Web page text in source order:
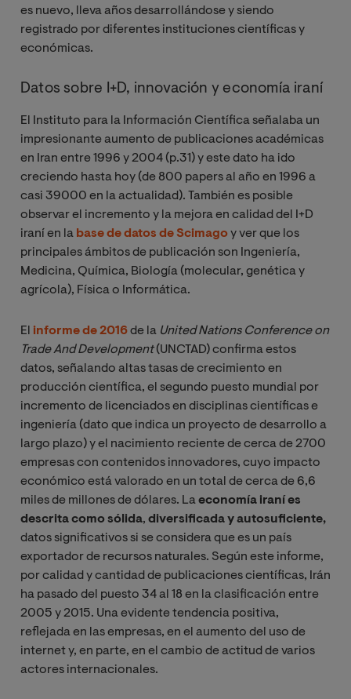
es nuevo, lleva años desarrollándose y siendo
registrado por diferentes instituciones científicas y
económicas.
Datos sobre I+D, innovación y economía iraní
El Instituto para la Información Científica señalaba un
impresionante aumento de publicaciones académicas
en Iran entre 1996 y 2004 (p.31) y este dato ha ido
creciendo hasta hoy (de 800 papers al año en 1996 a
casi 39000 en la actualidad). También es posible
observar el incremento y la mejora en calidad del I+D
iraní en la base de datos de Scimagoy ver que los
principales ámbitos de publicación son Ingeniería,
Medicina, Química, Biología (molecular, genética y
agrícola), Física o Informática.
El informe de 2016de la United Nations Conference on
Trade And Development(UNCTAD) confirma estos
datos, señalando altas tasas de crecimiento en
producción científica, el segundo puesto mundial por
incremento de licenciados en disciplinas científicas e
ingeniería (dato que indica un proyecto de desarrollo a
largo plazo) y el nacimiento reciente de cerca de 2700
empresas con contenidos innovadores, cuyo impacto
económico está valorado en un total de cerca de 6,6
miles de millones de dólares. Laeconomía iraní es
descrita como sólida, diversificada y autosuficiente,
datos significativos si se considera que es un país
exportador de recursos naturales. Según este informe,
por calidad y cantidad de publicaciones científicas, Irán
ha pasado del puesto 34 al 18 en la clasificación entre
2005 y 2015. Una evidente tendencia positiva,
reflejada en las empresas, en el aumento del uso de
internet y, en parte, en el cambio de actitud de varios
actores internacionales.